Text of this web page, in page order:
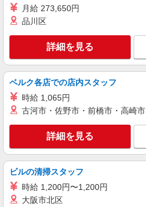
月給 273,650円
品川区
詳細を見る
ベルク各店での店内スタッフ
時給 1,065円
古河市・佐野市・前橋市・高崎
詳細を見る
ビルの清掃スタッフ
時給 1,200円〜1,200円
大阪市北区